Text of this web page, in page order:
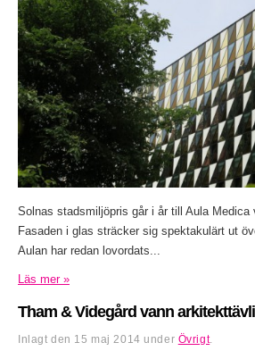
Solnas stadsmiljöpris går i år till Aula Medica
Fasaden i glas sträcker sig spektakulärt ut
Aulan har redan lovordats...
Läs mer »
Tham & Videgård vann
Inlagt den 15 maj 2014 under Övrigt.